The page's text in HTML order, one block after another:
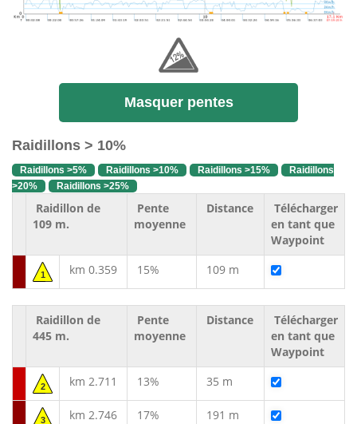
Masquer pentes
Raidillons > 10%
Raidillons >5% Raidillons >10% Raidillons >15%
Raidillons
>20%
Raidillons >25%
Raidillon de
109 m.
Pente
moyenne
Distance
Télécharger
en tant que
Waypoint
1 km 0.359 15% 109 m
Raidillon de
445 m.
Pente
moyenne
Distance
Télécharger
en tant que
Waypoint
2 km 2.711 13% 35 m
3 km 2.746 17% 191 m